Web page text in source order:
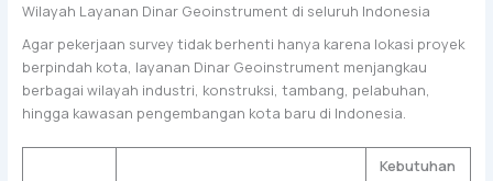
Wilayah Layanan Dinar Geoinstrument di seluruh Indonesia
Agar pekerjaan survey tidak berhenti hanya karena lokasi proyek
berpindah kota, layanan Dinar Geoinstrument menjangkau
berbagai wilayah industri, konstruksi, tambang, pelabuhan,
hingga kawasan pengembangan kota baru di Indonesia.
Kebutuhan